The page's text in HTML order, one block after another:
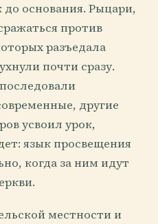
основания. Рыцари,
против
разъедала
почти сразу.
другие
усвоил урок,
язык просвещения
когда за ним идут
местности и